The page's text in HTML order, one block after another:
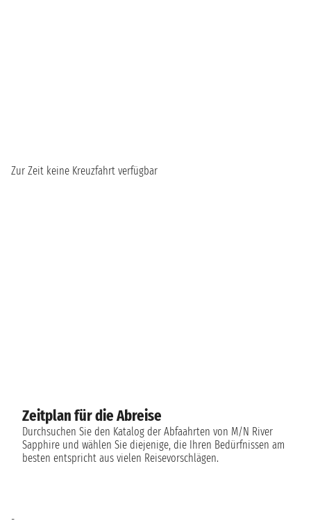
Zur Zeit keine Kreuzfahrt verfügbar
Zeitplan für die Abreise
Durchsuchen Sie den Katalog der Abfaahrten von M/N River
Sapphire und wählen Sie diejenige, die Ihren Bedürfnissen am
besten entspricht aus vielen Reisevorschlägen.
-